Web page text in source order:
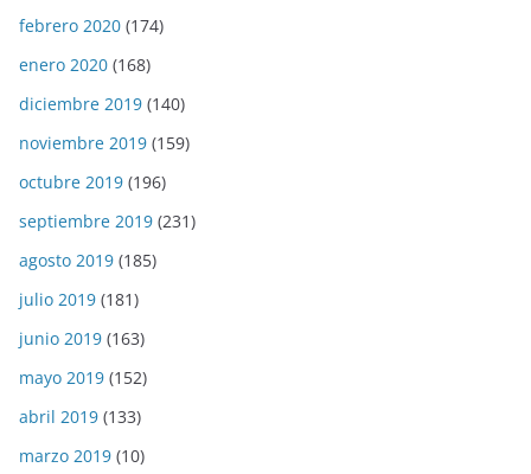
febrero 2020 (174)
enero 2020 (168)
diciembre 2019 (140)
noviembre 2019 (159)
octubre 2019 (196)
septiembre 2019 (231)
agosto 2019 (185)
julio 2019 (181)
junio 2019 (163)
mayo 2019 (152)
abril 2019 (133)
marzo 2019 (10)